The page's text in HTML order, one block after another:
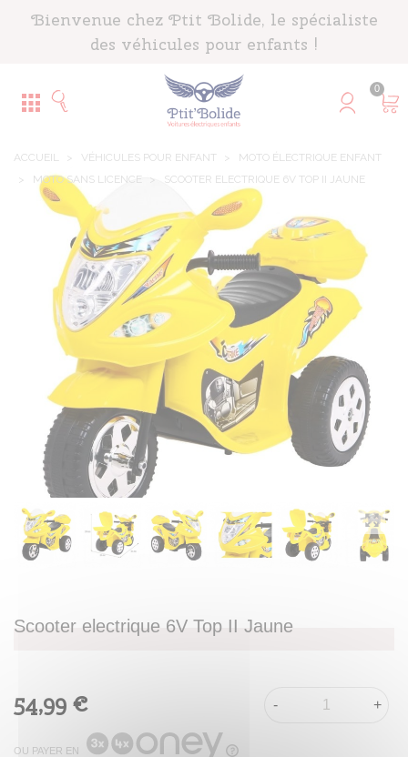
Bienvenue chez Ptit Bolide, le spécialiste
des véhicules pour enfants !
0
ACCUEIL > VÉHICULES POUR ENFANT >
MOTO ÉLECTRIQUE ENFANT
>
MOTO SANS LICENCE > SCOOTER ELECTRIQUE 6V TOP II JAUNE
Scooter electrique 6V Top II Jaune
54,99 €
OU PAYER EN
- +